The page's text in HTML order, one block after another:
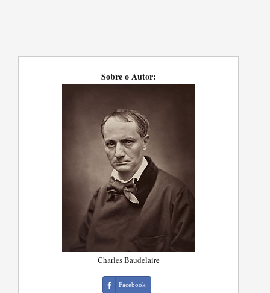
Sobre o Autor:
Charles Baudelaire
Facebook